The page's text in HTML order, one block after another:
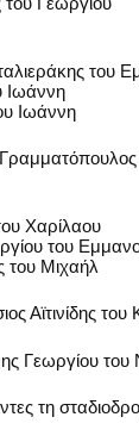
του
Ιωάννη
Ιωάννη
Χαρίλαου
του
του Μιχαήλ
Αϊτινίδης
Γεωργίου του
τη